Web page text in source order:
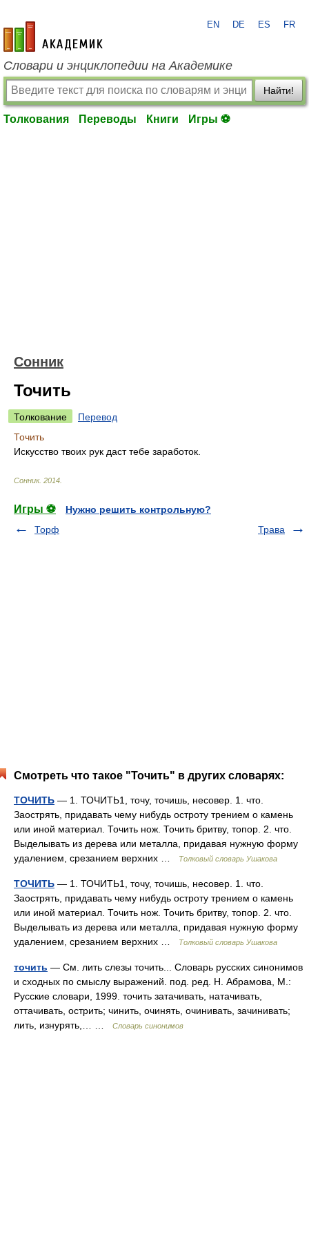
academic.ru
EN DE ES FR
Словари и энциклопедии на Академике
Найти!
Толкования Переводы Книги Игры ⚽
Сонник
Точить
Толкование
Перевод
Точить
Искусство твоих рук даст тебе заработок.
Сонник. 2014
Игры ⚽
Нужно решить контрольную?
Торф
Трава
Смотреть что такое "Точить" в других словарях:
ТОЧИТЬ — 1. ТОЧИТЬ1, точу, точишь, несовер. 1. что.
Заострять, придавать чему нибудь остроту трением о камень
или иной материал. Точить нож. Точить бритву, топор. 2. что.
Выделывать из дерева или металла, придавая нужную форму
удалением, срезанием верхних …
Толковый словарь Ушакова
ТОЧИТЬ — 1. ТОЧИТЬ1, точу, точишь, несовер. 1. что.
Заострять, придавать чему нибудь остроту трением о камень
или иной материал. Точить нож. Точить бритву, топор. 2. что.
Выделывать из дерева или металла, придавая нужную форму
удалением, срезанием верхних …
Толковый словарь Ушакова
точить — См. лить слезы точить... Словарь русских синонимов
и сходных по смыслу выражений. под. ред. Н. Абрамова, М.:
Русские словари, 1999. точить затачивать, натачивать,
оттачивать, острить; чинить, очинять, очинивать, зачинивать;
лить, изнурять,… …
Словарь синонимов